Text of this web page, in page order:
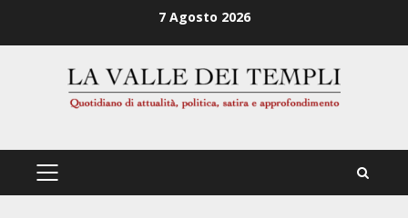
7 Agosto 2026
PRIMÄRES